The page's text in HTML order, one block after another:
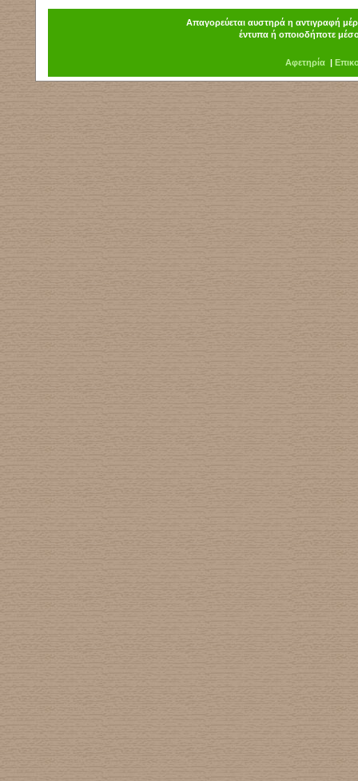
Απαγορεύεται αυστηρά η αντιγραφή
έντυπα ή οποιοδήποτε
Αφετηρία|